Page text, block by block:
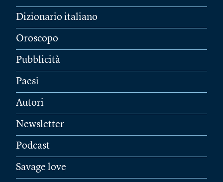
Dizionario italiano
Oroscopo
Pubblicità
Paesi
Autori
Newsletter
Podcast
Savage love